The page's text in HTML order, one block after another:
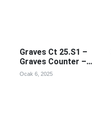
Graves Ct 25.S1 –
Graves Counter –
Graves Counterleri
Ocak 6, 2025